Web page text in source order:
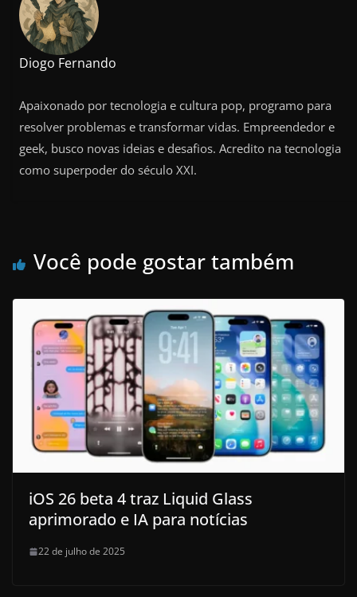
Diogo Fernando
Apaixonado por tecnologia e cultura pop, programo para
resolver problemas e transformar vidas. Empreendedor e
geek, busco novas ideias e desafios. Acredito na tecnologia
como superpoder do século XXI.
Você pode gostar também
iOS 26 beta 4 traz Liquid Glass
aprimorado e IA para notícias
22 de julho de 2025